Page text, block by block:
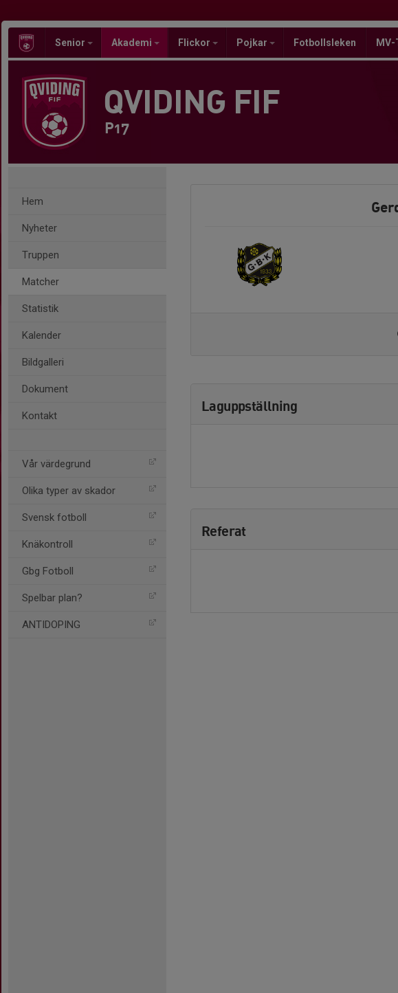
Senior Akademi Flickor Pojkar Fotbollsleken
QVIDING FIF
P17
Hem
Nyheter
Truppen
Matcher
Statistik
Kalender
Bildgalleri
Dokument
Kontakt
Vår värdegrund
Olika typer av skador
Svensk fotboll
Knäkontroll
Gbg Fotboll
Spelbar plan?
ANTIDOPING
Laguppställning
Referat